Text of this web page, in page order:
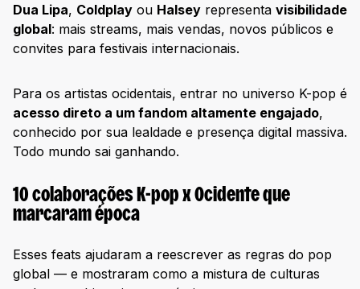
Dua Lipa, Coldplay ou Halsey representa visibilidade
global: mais streams, mais vendas, novos públicos e
convites para festivais internacionais.
Para os artistas ocidentais, entrar no universo K-pop é
acesso direto a um fandom altamente engajado,
conhecido por sua lealdade e presença digital massiva.
Todo mundo sai ganhando.
10 colaborações K-pop x Ocidente que
marcaram época
Esses feats ajudaram a reescrever as regras do pop
global — e mostraram como a mistura de culturas